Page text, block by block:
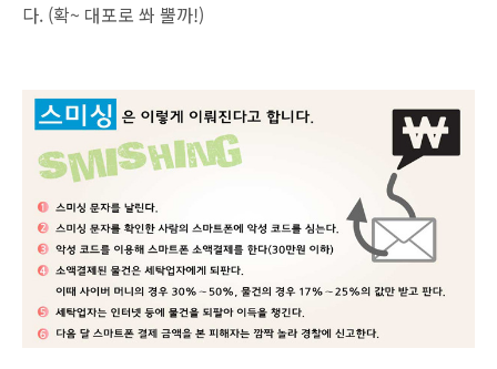
다. (확~ 대포로 쏴 뿔까!)